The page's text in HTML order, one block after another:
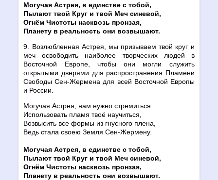
Могучая Астрея, в единстве с тобой,
Пылают твой Круг и твой Меч синевой,
Огнём Чистоты насквозь пронзая,
Планету в реальность они возвышают.
9. Возлюбленная Астрея, мы призываем твой круг и
меч освободить наиболее творческих людей в
Восточной Европе, чтобы они могли служить
открытыми дверями для распространения Пламени
Свободы Сен-Жермена для всей Восточной Европы
и России.
Могучая Астрея, нам нужно стремиться
Использовать пламя твоё научиться,
Возвысить все формы из гнусного плена,
Ведь стала своею Земля Сен-Жермену.
Могучая Астрея, в единстве с тобой,
Пылают твой Круг и твой Меч синевой,
Огнём Чистоты насквозь пронзая,
Планету в реальность они возвышают.